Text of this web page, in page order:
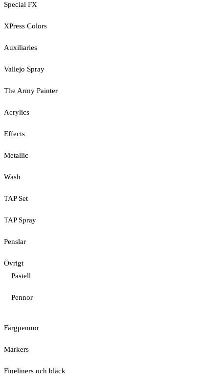
Special FX
XPress Colors
Auxiliaries
Vallejo Spray
The Army Painter
Acrylics
Effects
Metallic
Wash
TAP Set
TAP Spray
Penslar
Övrigt
Pastell
Pennor
Färgpennor
Markers
Fineliners och bläck